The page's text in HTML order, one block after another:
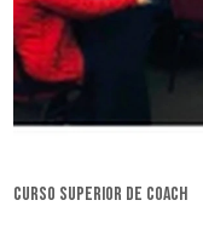
curso superior de coach